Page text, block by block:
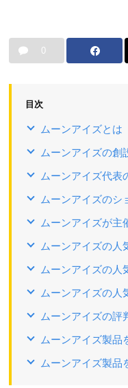
0
目次
ムーンアイズとは
ムーンアイズの創
ムーンアイズ代表
ムーンアイズのシ
ムーンアイズが主
ムーンアイズの人
ムーンアイズの人
ムーンアイズの人
ムーンアイズの評
ムーンアイズ製品
ムーンアイズ製品